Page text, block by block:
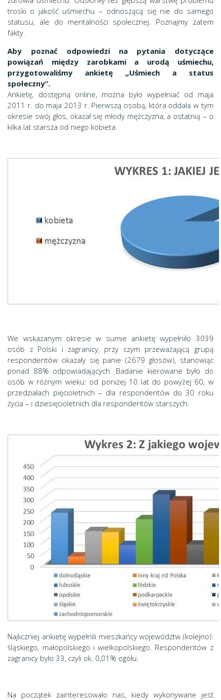
troski o jakość uśmiechu – odnoszącą się nie do samego
statusu, ale do mentalności społecznej. Poznajmy zatem
fakty.
Aby poznać odpowiedzi na pytania dotyczące
powiązań między zarobkami a urodą uśmiechu,
przygotowaliśmy ankietę „Uśmiech a status
społeczny”.
Ankietę, dostępną online, można było wypełniać od maja
2011 r. do maja 2013 r. Pierwszą osobą, która oddała w tym
okresie swój głos, okazał się młody mężczyzna, a ostatnią – o
kilka lat starsza od niego kobieta.
We wskazanym okresie w sumie ankietę wypełniło 3039
osób z Polski i zagranicy, przy czym przeważającą grupą
respondentów okazały się panie (2679 głosów), stanowiąc
ponad 88% odpowiadających. Badanie kierowane było do
osób w różnym wieku: od poniżej 10 lat do powyżej 60, w
przedziałach pięcioletnich – dla respondentów do 30 roku
życia – i dziesięcioletnich dla respondentów starszych.
Najliczniej ankietę wypełnili mieszkańcy województw (kolejno):
śląskiego, małopolskiego i wielkopolskiego. Respondentów z
zagranicy było 33, czyli ok. 0,01% ogółu.
Na początek zainteresowało nas, kiedy wykonywane jest